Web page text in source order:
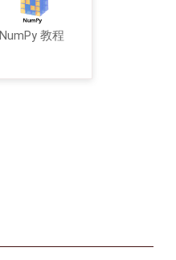
NumPy 教程